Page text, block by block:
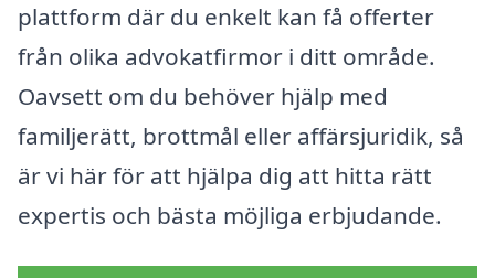
plattform där du enkelt kan få offerter
från olika advokatfirmor i ditt område.
Oavsett om du behöver hjälp med
familjerätt, brottmål eller affärsjuridik, så
är vi här för att hjälpa dig att hitta rätt
expertis och bästa möjliga erbjudande.